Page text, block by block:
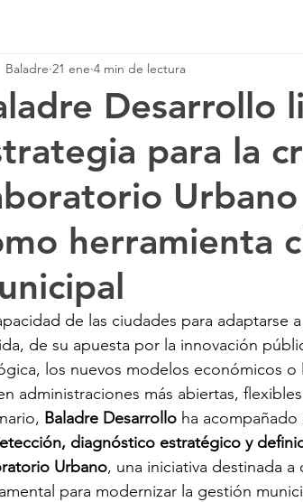
Desarrollo
para la
herramienta
Baladre 21 ene 4 min de lectura
de las ciudades para
de su apuesta por la innovación
los nuevos modelos económicos o
administraciones más abiertas,
Baladre Desarrollo ha
diagnóstico estratégico y
Urbano, una iniciativa destinada
para modernizar la gestión